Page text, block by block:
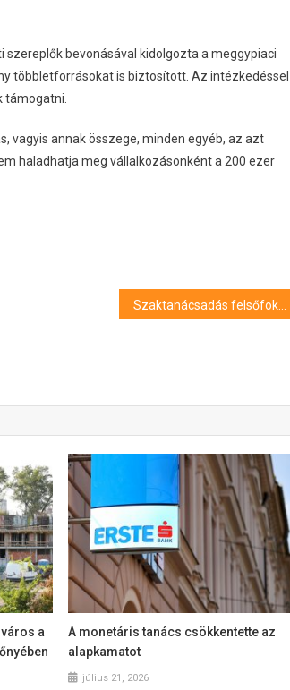
bevonásával kidolgozta a meggypiaci
többletforrásokat is biztosított. Az intézkedéssel
támogatni.
vagyis annak összege, minden egyéb, az azt
haladhatja meg vállalkozásonként a 200 ezer
a
A monetáris tanács csökkentette az
alapkamatot
július 21, 2026